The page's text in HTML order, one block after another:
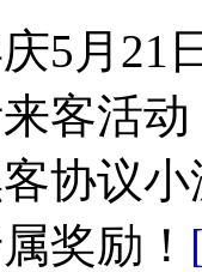
庆5月
客活
协议
奖励！